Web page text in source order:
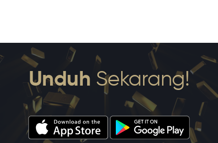
Unduh Sekarang!